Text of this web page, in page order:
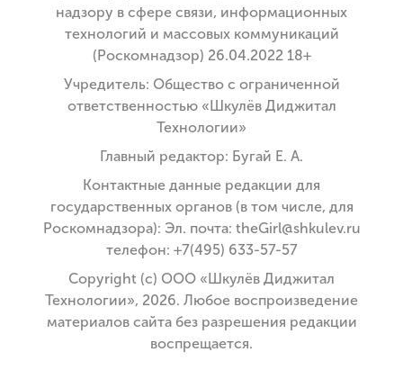
надзору в сфере связи, информационных
технологий и массовых коммуникаций
(Роскомнадзор) 26.04.2022 18+
Учредитель: Общество с ограниченной
ответственностью «Шкулёв Диджитал
Технологии»
Главный редактор: Бугай Е. А.
Контактные данные редакции для
государственных органов (в том числе, для
Роскомнадзора): Эл. почта: theGirl@shkulev.ru
телефон: +7(495) 633-57-57
Copyright (с) ООО «Шкулёв Диджитал
Технологии», 2026. Любое воспроизведение
материалов сайта без разрешения редакции
воспрещается.